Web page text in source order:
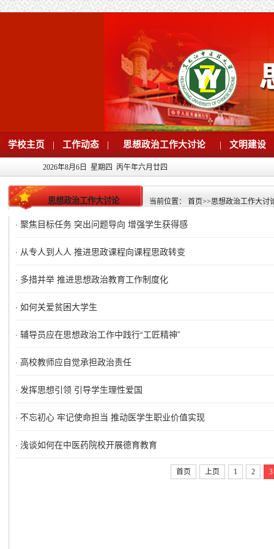
学校主页 | 工作动态 | 思想政治工作大讨论 | 文明建设
2026年8月6日 星期四 丙午年六月廿四
思想政治工作大讨论 当前位置： 首页>>思想政治工作大讨
· 聚焦目标任务 突出问题导向 增强学生获得感
· 从专人到人人 推进思政课程向课程思政转变
· 多措并举 推进思想政治教育工作制度化
· 如何关爱贫困大学生
· 辅导员应在思想政治工作中践行“工匠精神”
· 高校教师应自觉承担政治责任
· 发挥思想引领 引导学生理性爱国
· 不忘初心 牢记使命担当 推动医学生职业价值实现
· 浅谈如何在中医药院校开展德育教育
首页 上页 1 2 3